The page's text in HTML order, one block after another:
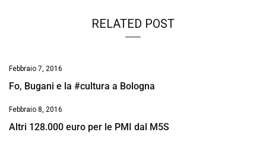
RELATED POST
Febbraio 7, 2016
Fo, Bugani e la #cultura a Bologna
Febbraio 8, 2016
Altri 128.000 euro per le PMI dal M5S